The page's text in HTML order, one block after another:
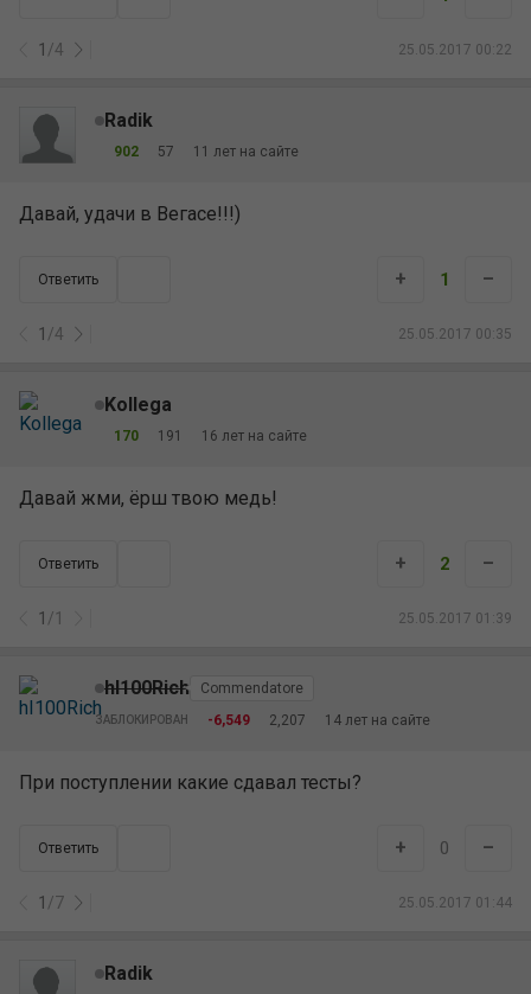
1 /4 25.05.2017 00:22
Radik
902 57 11 лет на сайте
Давай, удачи в Вегасе!!!)
Ответить
1 /4 25.05.2017 00:35
+ 1 –
Kollega
170 191 16 лет на сайте
Давай жми, ёрш твою медь!
Ответить
1 /1 25.05.2017 01:39
+ 2 –
hI100Rich Commendatore
ЗАБЛОКИРОВАН -6,549 2,207 14 лет на сайте
При поступлении какие сдавал тесты?
Ответить
1 /7 25.05.2017 01:44
+ 0 –
Radik